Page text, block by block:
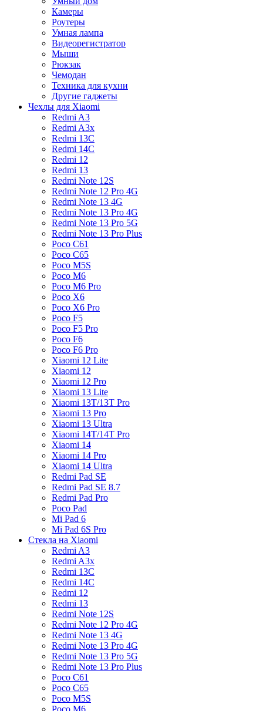
Камеры
Роутеры
Умная лампа
Видеорегистратор
Мыши
Рюкзак
Чемодан
Техника для кухни
Другие гаджеты
Чехлы для Xiaomi
Redmi A3
Redmi A3x
Redmi 13C
Redmi 14C
Redmi 12
Redmi 13
Redmi Note 12S
Redmi Note 12 Pro 4G
Redmi Note 13 4G
Redmi Note 13 Pro 4G
Redmi Note 13 Pro 5G
Redmi Note 13 Pro Plus
Poco C61
Poco C65
Poco M5S
Poco M6
Poco M6 Pro
Poco X6
Poco X6 Pro
Poco F5
Poco F5 Pro
Poco F6
Poco F6 Pro
Xiaomi 12 Lite
Xiaomi 12
Xiaomi 12 Pro
Xiaomi 13 Lite
Xiaomi 13T/13T Pro
Xiaomi 13 Pro
Xiaomi 13 Ultra
Xiaomi 14T/14T Pro
Xiaomi 14
Xiaomi 14 Pro
Xiaomi 14 Ultra
Redmi Pad SE
Redmi Pad SE 8.7
Redmi Pad Pro
Poco Pad
Mi Pad 6
Mi Pad 6S Pro
Стекла на Xiaomi
Redmi A3
Redmi A3x
Redmi 13C
Redmi 14C
Redmi 12
Redmi 13
Redmi Note 12S
Redmi Note 12 Pro 4G
Redmi Note 13 4G
Redmi Note 13 Pro 4G
Redmi Note 13 Pro 5G
Redmi Note 13 Pro Plus
Poco C61
Poco C65
Poco M5S
Poco M6